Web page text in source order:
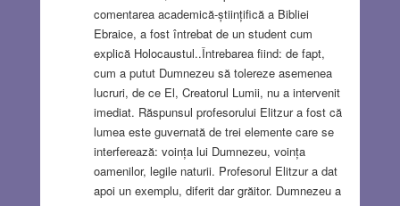
comentarea academică-științifică a Bibliei
Ebraice, a fost întrebat de un student cum
explică Holocaustul..Întrebarea fiind: de fapt,
cum a putut Dumnezeu să tolereze asemenea
lucruri, de ce El, Creatorul Lumii, nu a intervenit
imediat. Răspunsul profesorului Elitzur a fost că
lumea este guvernată de trei elemente care se
interferează: voința lui Dumnezeu, voința
oamenilor, legile naturii. Profesorul Elitzur a dat
apoi un exemplu, diferit dar grăitor. Dumnezeu a